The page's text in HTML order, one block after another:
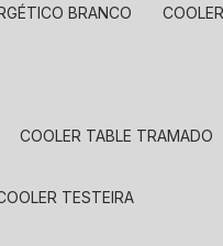
BRANCO
COOLER TABLE TRAMADO
COOLER TESTEIRA